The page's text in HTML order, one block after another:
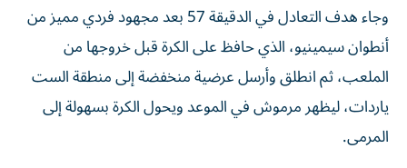
وجاء هدف التعادل في الدقيقة 57 بعد مجهود فردي مميز من
أنطوان سيمينيو، الذي حافظ على الكرة قبل خروجها من
الملعب، ثم انطلق وأرسل عرضية منخفضة إلى منطقة الست
ياردات، ليظهر مرموش في الموعد ويحول الكرة بسهولة إلى
المرمى.